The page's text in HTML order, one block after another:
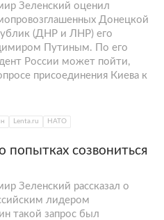
Зеленский оценил
Донецкой
(ДНР и ЛНР) его
Путиным. По его
России может пойти,
присоединения Киева к
Lenta.ru НАТО
попытках созвониться
Зеленский рассказал о
лидером
такой запрос был